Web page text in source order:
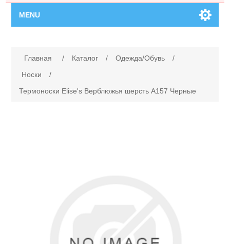
MENU
Каталог
Главная / Каталог / Одежда/Обувь
/
Носки
/
Термоноски Elise's Верблюжья шерсть A157 Черные